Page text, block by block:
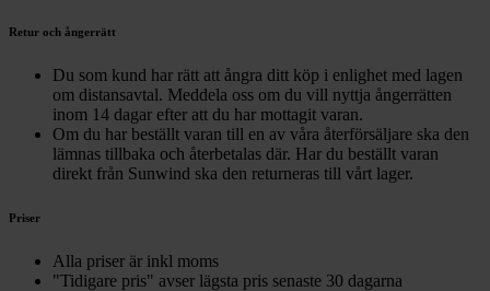
Retur och ångerrätt
Du som kund har rätt att ångra ditt köp i enlighet med lagen
om distansavtal. Meddela oss om du vill nyttja ångerrätten
inom 14 dagar efter att du har mottagit varan.
Om du har beställt varan till en av våra återförsäljare ska den
lämnas tillbaka och återbetalas där. Har du beställt varan
direkt från Sunwind ska den returneras till vårt lager.
Priser
Alla priser är inkl moms
"Tidigare pris" avser lägsta pris senaste 30 dagarna